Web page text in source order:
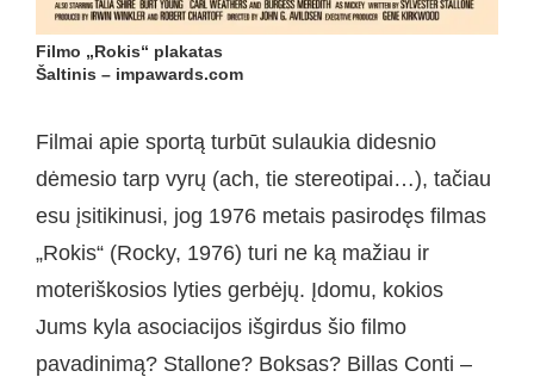
Filmo „Rokis“ plakatas
Šaltinis – impawards.com
Filmai apie sportą turbūt sulaukia didesnio
dėmesio tarp vyrų (ach, tie stereotipai…), tačiau
esu įsitikinusi, jog 1976 metais pasirodęs filmas
„Rokis“ (Rocky, 1976) turi ne ką mažiau ir
moteriškosios lyties gerbėjų. Įdomu, kokios
Jums kyla asociacijos išgirdus šio filmo
pavadinimą? Stallone? Boksas? Billas Conti –